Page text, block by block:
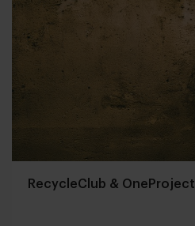
RecycleClub & OneProject